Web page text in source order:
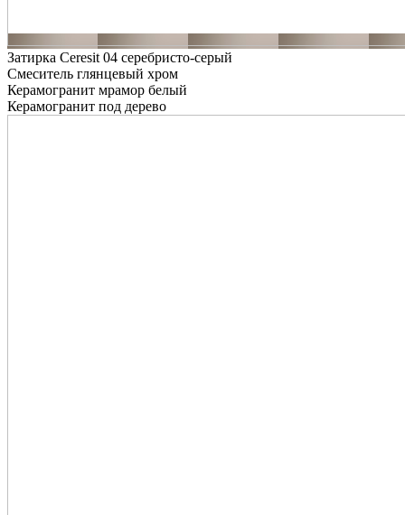
Затирка Ceresit 04 серебристо-серый
Смеситель глянцевый хром
Керамогранит мрамор белый
Керамогранит под дерево